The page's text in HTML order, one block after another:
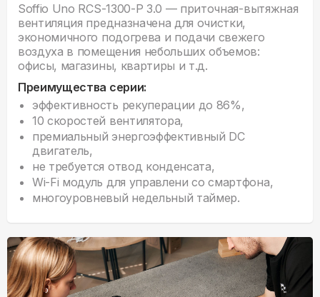
Soffio Uno RCS-1300-P 3.0 — приточная-вытяжная
вентиляция предназначена для очистки,
экономичного подогрева и подачи свежего
воздуха в помещения небольших объемов:
офисы, магазины, квартиры и т.д.
Преимущества серии:
эффективность рекуперации до 86%,
10 скоростей вентилятора,
премиальный энергоэффективный DC
двигатель,
не требуется отвод конденсата,
Wi-Fi модуль для управлени со смартфона,
многоуровневый недельный таймер.